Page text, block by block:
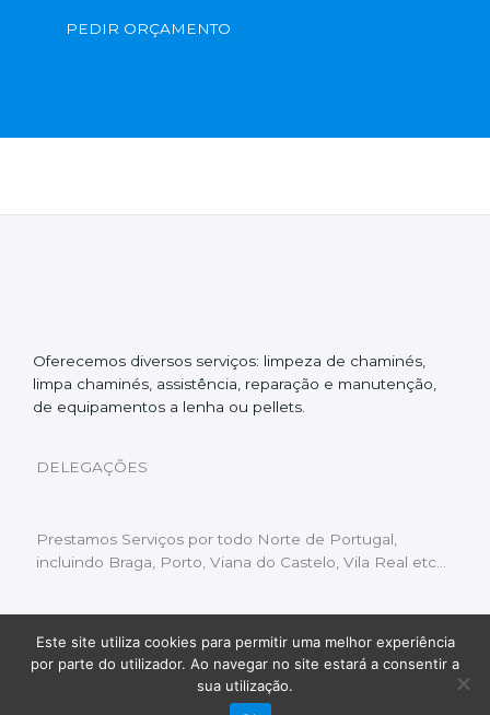
PEDIR ORÇAMENTO
Oferecemos diversos serviços: limpeza de chaminés,
limpa chaminés, assistência, reparação e manutenção,
de equipamentos a lenha ou pellets.
DELEGAÇÕES
Prestamos Serviços por todo Norte de Portugal,
incluindo Braga, Porto, Viana do Castelo, Vila Real etc…
Livro de Reclamações | Política de Privacidade
Copyright © 2022 Limpeza Chaminés | Desenvolvido
Fluxo Digital – a inovar a web
Este site utiliza cookies para permitir uma melhor experiência
por parte do utilizador. Ao navegar no site estará a consentir a
sua utilização.